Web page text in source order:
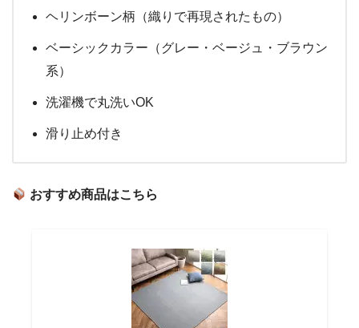
ヘリンボーン柄（織りで再現されたもの）
ベーシックカラー（グレー・ベージュ・ブラウン
系）
洗濯機で丸洗いOK
滑り止め付き
おすすめ商品はこちら